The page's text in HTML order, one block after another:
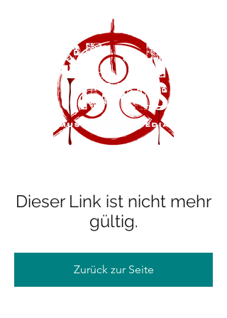
Dieser Link ist nicht mehr
gültig.
Zurück zur Seite